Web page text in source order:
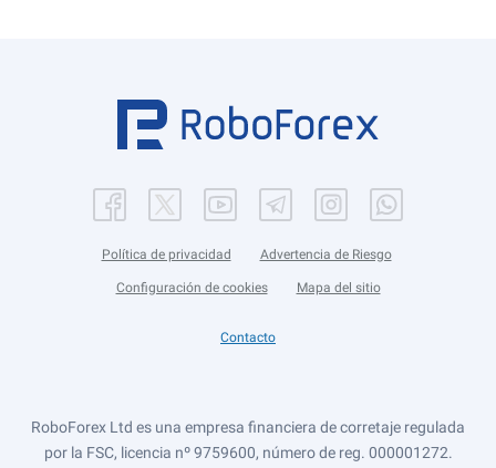
Política de privacidad Advertencia de Riesgo
Configuración de cookies Mapa del sitio
Contacto
RoboForex Ltd es una empresa financiera de corretaje regulada
por la FSC, licencia nº 9759600, número de reg. 000001272.